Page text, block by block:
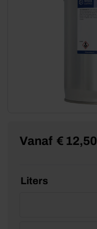
Vanaf € 12,50
Liters